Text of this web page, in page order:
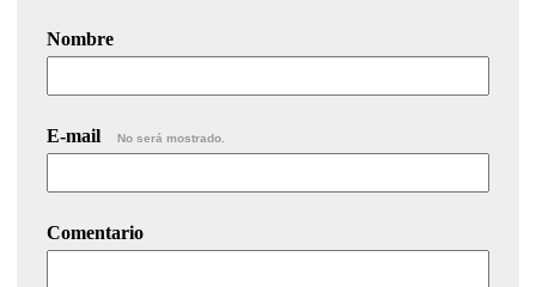
Nombre
E-mail No será mostrado.
Comentario